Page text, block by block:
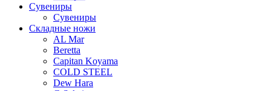
Сувениры
Сувениры
Складные ножи
AL Mar
Beretta
Capitan Koyama
COLD STEEL
Dew Hara